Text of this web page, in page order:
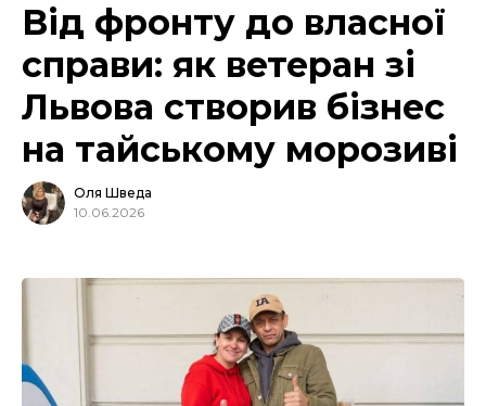
Від фронту до власної
справи: як ветеран зі
Львова створив бізнес
на тайському морозиві
Оля Шведа
10.06.2026